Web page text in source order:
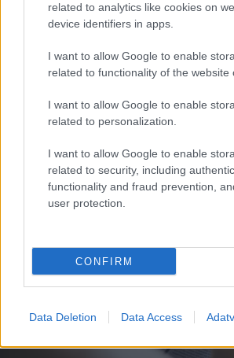
related to analytics like cookies on
device identifiers in apps.
I want to allow Google to enable
related to functionality of the website
I want to allow Google to enable
related to personalization.
I want to allow Google to enable
related to security, including
functionality and fraud prevention,
user protection.
CONFIRM
Data Deletion Data Access
EZEK IS
Falatok